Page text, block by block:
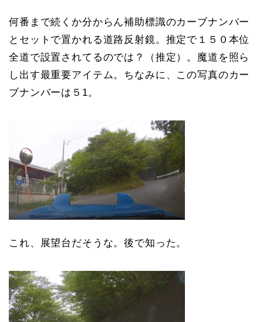
何番まで続くか分からん補助標識のカーブナンバー
とセットで置かれる道路反射鏡。推定で１５０本位
全道で設置されてるのでは？（推定）。魔道を照ら
し出す最重要アイテム。ちなみに、この写真のカー
ブナンバーは５1。
これ、展望台だそうな。後で知った。